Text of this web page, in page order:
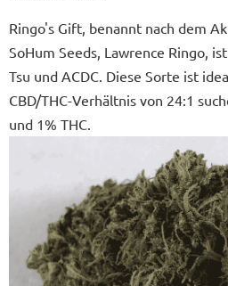
Ringo's Gift, benannt nach dem
SoHum Seeds, Lawrence Ringo,
Tsu und ACDC. Diese Sorte ist
CBD/THC-Verhältnis von 24:1
und 1% THC.